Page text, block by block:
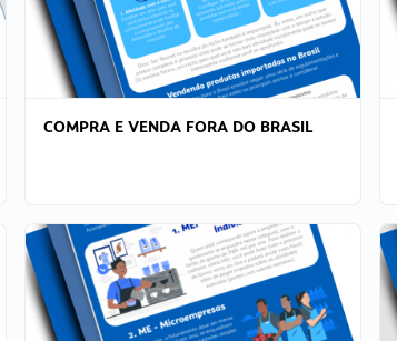
COMPRA E VENDA FORA DO BRASIL